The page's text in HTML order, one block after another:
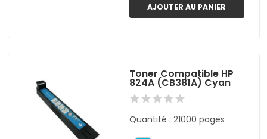
AJOUTER AU PANIER
Toner Compatible HP
824A (CB381A) Cyan
Quantité : 21000 pages